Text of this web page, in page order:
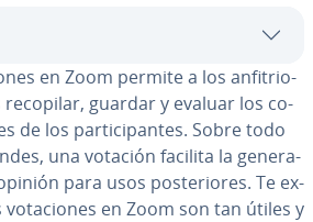
en Zoom permite a los an­fi­trio­
recopilar, guardar y evaluar los co­
de los pa­r­ti­ci­pa­n­tes. Sobre todo
una votación facilita la ge­ne­ra­
para usos po­s­te­rio­res. Te ex­
en Zoom son tan útiles y